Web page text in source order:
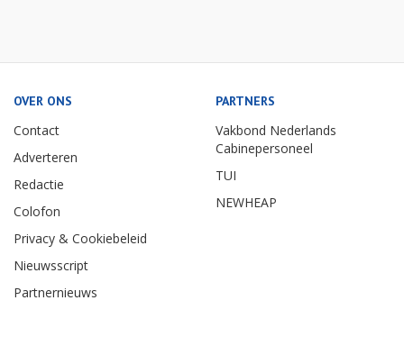
OVER ONS
Contact
Adverteren
Redactie
Colofon
Privacy & Cookiebeleid
Nieuwsscript
Partnernieuws
PARTNERS
Vakbond Nederlands
Cabinepersoneel
TUI
NEWHEAP